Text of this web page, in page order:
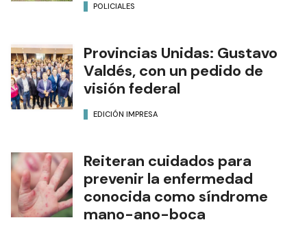
POLICIALES
Provincias Unidas: Gustavo
Valdés, con un pedido de
visión federal
EDICIÓN IMPRESA
Reiteran cuidados para
prevenir la enfermedad
conocida como síndrome
mano-ano-boca